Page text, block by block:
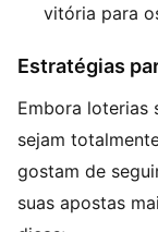
vitória para
Estratégias
Embora loterias
sejam
gostam de
suas apostas